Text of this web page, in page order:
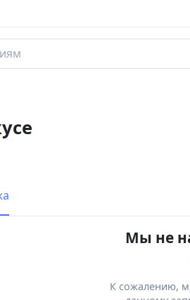
Мы не
К сожалению,